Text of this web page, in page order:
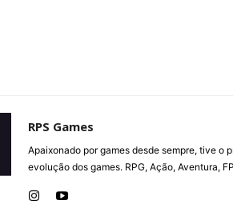
RPS Games
Apaixonado por games desde sempre, tive o
evolução dos games. RPG, Ação, Aventura,